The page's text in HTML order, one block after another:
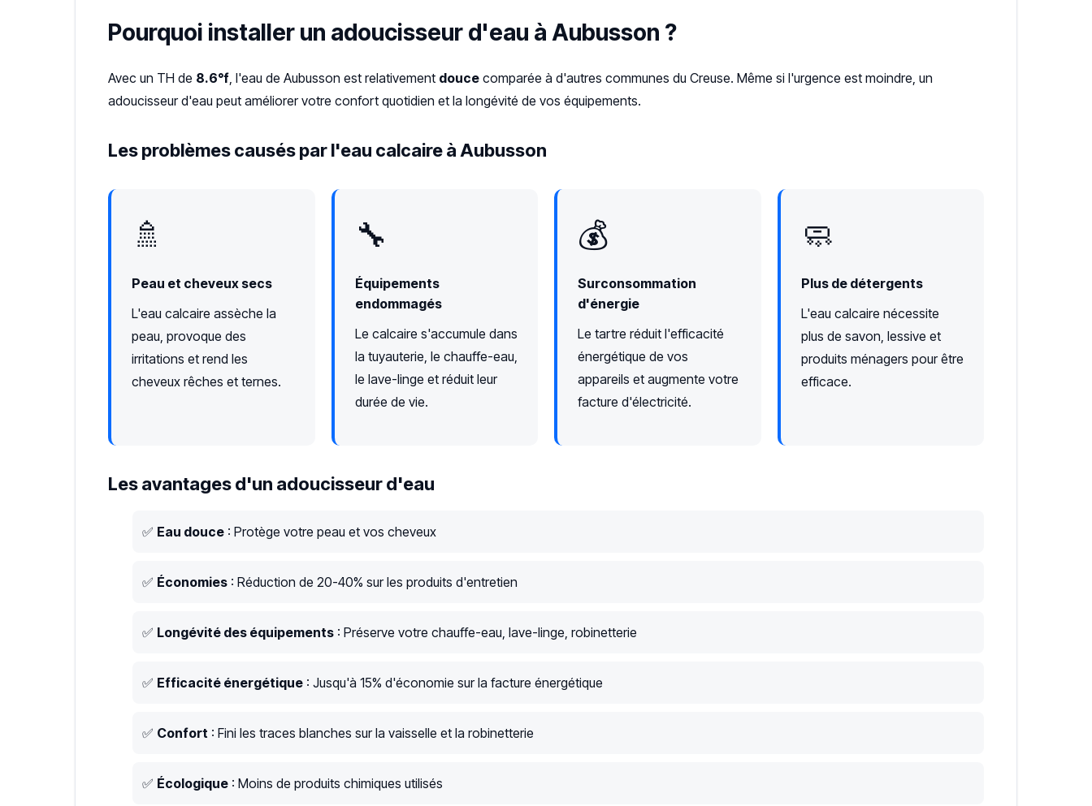
Pourquoi installer un adoucisseur d'eau à Aubusson ?
Avec un TH de 8.6°f, l'eau de Aubusson est relativement douce comparée à d'autres communes du Creuse. Même si l'urgence est moindre, un
adoucisseur d'eau peut améliorer votre confort quotidien et la longévité de vos équipements.
Les problèmes causés par l'eau calcaire à Aubusson
🚿
Peau et cheveux secs
L'eau calcaire assèche la
peau, provoque des
irritations et rend les
cheveux rêches et ternes.
🔧
Équipements
endommagés
Le calcaire s'accumule dans
la tuyauterie, le chauffe-eau,
le lave-linge et réduit leur
durée de vie.
💰
Surconsommation
d'énergie
Le tartre réduit l'efficacité
énergétique de vos
appareils et augmente votre
facture d'électricité.
🧼
Plus de détergents
L'eau calcaire nécessite
plus de savon, lessive et
produits ménagers pour être
efficace.
Les avantages d'un adoucisseur d'eau
✅ Eau douce : Protège votre peau et vos cheveux
✅ Économies : Réduction de 20-40% sur les produits d'entretien
✅ Longévité des équipements : Préserve votre chauffe-eau, lave-linge, robinetterie
✅ Efficacité énergétique : Jusqu'à 15% d'économie sur la facture énergétique
✅ Confort : Fini les traces blanches sur la vaisselle et la robinetterie
✅ Écologique : Moins de produits chimiques utilisés